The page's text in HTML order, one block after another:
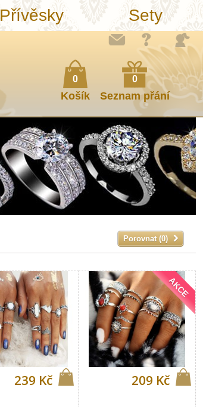
0
Košík
Přívěsky Sety
0
Seznam přání
Porovnat (0)
239 Kč 209 Kč
AKCE